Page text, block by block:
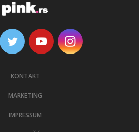
KONTAKT
MARKETING
IMPRESSUM